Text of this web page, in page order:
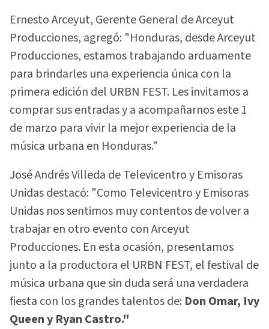
Ernesto Arceyut, Gerente General de Arceyut
Producciones, agregó: "Honduras, desde Arceyut
Producciones, estamos trabajando arduamente
para brindarles una experiencia única con la
primera edición del URBN FEST. Les invitamos a
comprar sus entradas y a acompañarnos este 1
de marzo para vivir la mejor experiencia de la
música urbana en Honduras."
José Andrés Villeda de Televicentro y Emisoras
Unidas destacó: "Como Televicentro y Emisoras
Unidas nos sentimos muy contentos de volver a
trabajar en otro evento con Arceyut
Producciones. En esta ocasión, presentamos
junto a la productora el URBN FEST, el festival de
música urbana que sin duda será una verdadera
fiesta con los grandes talentos de: Don Omar, Ivy
Queen y Ryan Castro."